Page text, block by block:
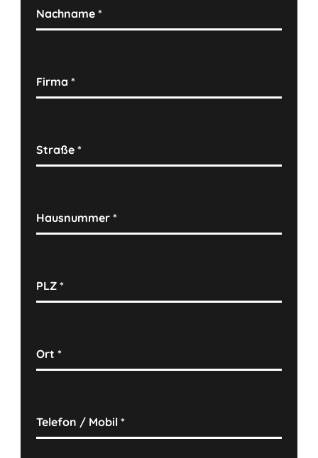
Nachname*
Firma*
Straße*
Hausnummer*
PLZ*
Ort*
Telefon / Mobil*